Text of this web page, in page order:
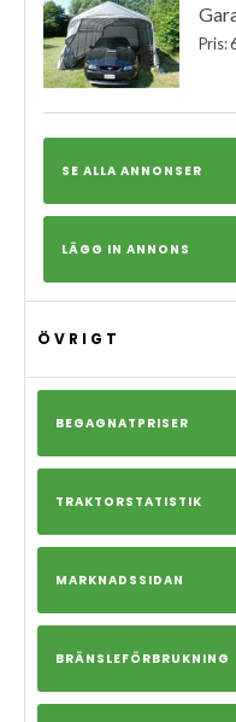
Pris:
SE ALLA ANNONSER
LÄGG IN ANNONS
ÖVRIGT
BEGAGNATPRISER
TRAKTORSTATISTIK
MARKNADSSIDAN
BRÄNSLEFÖRBRUKNING